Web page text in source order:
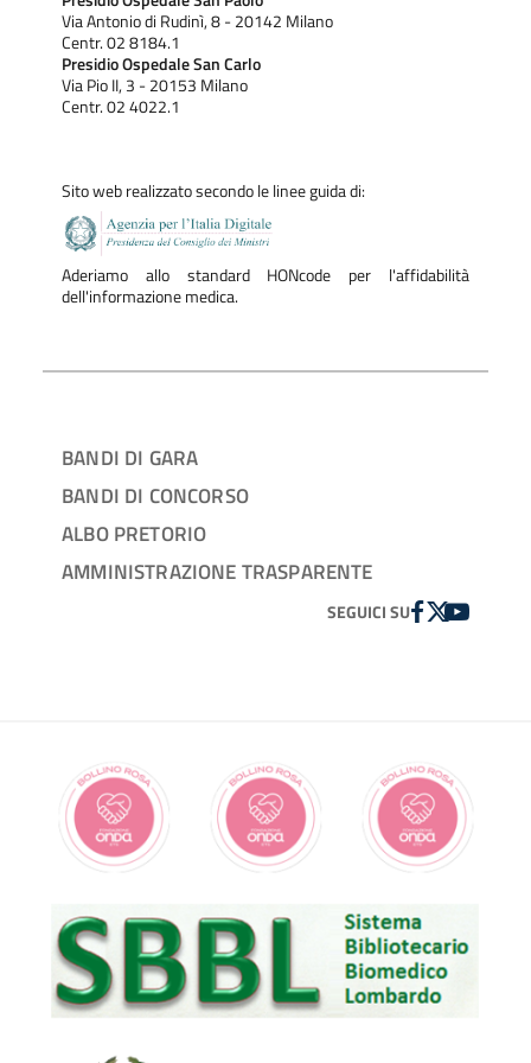
Dichiarazione di inconferibilità 2019
Dichiarazione di inconferibilità 2020
Dichiarazione di inconferibilità 2021
Dichiarazione di inconferibilità 2022
Dichiarazione di inconferibilità 2023
CV
Via Antonio di Rudinì, 8 - 20142 Milano
Centr. 02 8184.1
Presidio Ospedale San Carlo
Via Pio II, 3 - 20153 Milano
Centr. 02 4022.1
Sito web realizzato secondo le linee guida di:
Aderiamo allo standard HONcode per l'affidabilità
dell'informazione medica.
BANDI DI GARA
BANDI DI CONCORSO
ALBO PRETORIO
AMMINISTRAZIONE TRASPARENTE
SEGUICI SUFACEBOOK
TWITTER
YOUTUBE